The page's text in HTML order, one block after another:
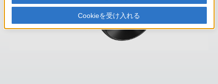
Cookieを受け入れる